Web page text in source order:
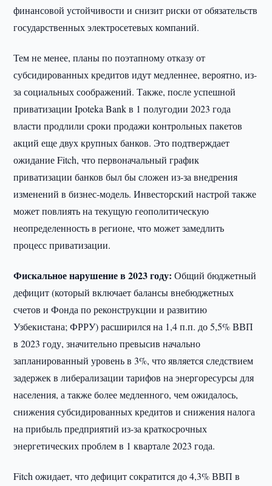
финансовой устойчивости и снизит риски от обязательств
государственных электросетевых компаний.
Тем не менее, планы по поэтапному отказу от
субсидированных кредитов идут медленнее, вероятно, из-
за социальных соображений. Также, после успешной
приватизации Ipoteka Bank в 1 полугодии 2023 года
власти продлили сроки продажи контрольных пакетов
акций еще двух крупных банков. Это подтверждает
ожидание Fitch, что первоначальный график
приватизации банков был бы сложен из-за внедрения
изменений в бизнес-модель. Инвесторский настрой также
может повлиять на текущую геополитическую
неопределенность в регионе, что может замедлить
процесс приватизации.
Фискальное нарушение в 2023 году:Общий бюджетный
дефицит (который включает балансы внебюджетных
счетов и Фонда по реконструкции и развитию
Узбекистана; ФРРУ) расширился на 1,4 п.п. до 5,5% ВВП
в 2023 году, значительно превысив начально
запланированный уровень в 3%, что является следствием
задержек в либерализации тарифов на энергоресурсы для
населения, а также более медленного, чем ожидалось,
снижения субсидированных кредитов и снижения налога
на прибыль предприятий из-за краткосрочных
энергетических проблем в 1 квартале 2023 года.
Fitch ожидает, что дефицит сократится до 4,3% ВВП в